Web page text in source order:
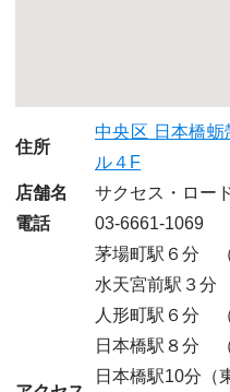
住所
中央区 日本橋
ル４F
店舗名
サクセス・ロー
電話
03-6661-1069
茅場町駅６分 （
水天宮前駅３分
人形町駅６分
日本橋駅８分
日本橋駅10分（